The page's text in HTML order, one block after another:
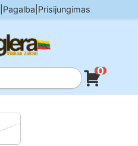
Pagalba Prisijungimas
0